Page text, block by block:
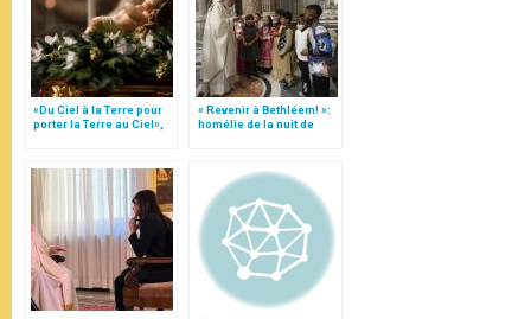
«Du Ciel à la Terre pour
porter la Terre au Ciel»,
« Revenir à Bethléem! »:
homélie de la nuit de